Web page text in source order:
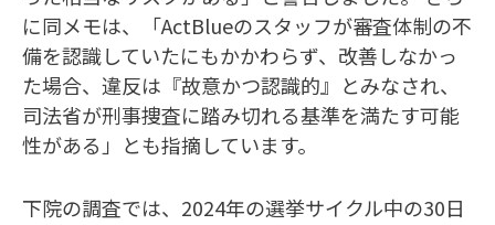
に同メモは、「ActBlueのスタッフが審査体制の不
備を認識していたにもかかわらず、改善しなかっ
た場合、違反は『故意かつ認識的』とみなされ、
司法省が刑事捜査に踏み切れる基準を満たす可能
性がある」とも指摘しています。
下院の調査では、2024年の選挙サイクル中の30日